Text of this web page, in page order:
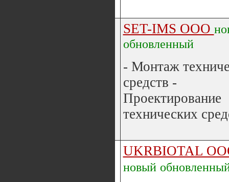
SET-IMS ООО
обновленный
- Монтаж
средств -
Проектирование
технических
UKRBIOTAL
новый